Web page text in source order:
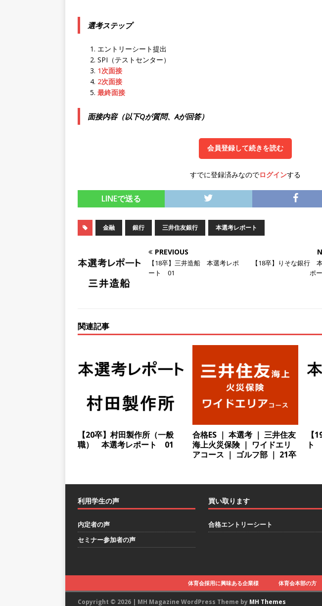
[ 2026年5月14日 ]
販売までを担う ｜ 平均年収809万 ｜ 年間休日130日・土日祝完全
豊エンタープライズ
体育会積極採用企業
[ 2026年5月14日 ] 【 28卒 ｜ オープンカンパニー｜東京勤務・
200％増収!! ｜ 様々な業界の知識・スキルを身に付けることが可
としてクライアントの課題を解決 ｜ 土日祝完全休み ｜ データア
採用企業
スを提供するベンチャー企業 ｜ 設立から毎年黒字経営。売上は
として成長・収入アップが目指せる環境 ｜ オイシル
体育会積
[ 2026年5月13日 ] 【 28卒 ｜ 仕事の全容を知れるオープンカン
模の重要施設の建設に携わるサブコン ｜ 環境保全や脱炭素社会
手当 ｜ 年間休日125日 ｜ オーク設備工業
体育会積極採用企業
[ 2026年5月13日 ]
【 28卒 ｜ 建築プロセスの一部を体験できる
｜ 四国・関東エリアで圧倒的な存在感を誇る総合建設会社（ゼネ
手当・資格取得支援制度あり ｜ 年間休日123日 ｜ 創立以来74年
会積極採用企業
財に成長することが可能 ｜ 住宅手当有 ｜ スチールテック
体
疼痛領域から信頼の厚い老舗製薬メーカー ｜ 1人1人に合わせた
年間休日127日・完全週休2日制 ｜ 創業87年 ｜ 日本臓器製薬
≪ 27卒 ≫ 大手医薬品や食品メーカー向けに
料を提供する老舗メーカー ｜ 業界トップクラスのシェア ｜ 財務
体育会積極採用企業
選考ステップ
エントリーシート提出
SPI（テストセンター）
1次面接
2次面接
最終面接
面接内容（以下Qが質問、Aが回答）
会員登録して続きを読む
すでに登録済みなのでログインする
LINEで送る
金融 銀行 三井住友銀行 本選考レポート
PREVIOUS
【18卒】三井造船 本選考レポ
ート 01
【18卒】りそな銀行
ポ
関連記事
【20卒】村田製作所（一般
職） 本選考レポート 01
合格ES ｜ 本選考 ｜ 三井住友
海上火災保険 ｜ ワイドエリ
アコース ｜ ゴルフ部 ｜ 21卒
ト
利用学生の声
内定者の声
セミナー参加者の声
買い取ります
合格エントリーシート
体育会採用に興味ある企業様 体育会本部の方
Copyright © 2026 | MH Magazine WordPress Theme by MH Themes